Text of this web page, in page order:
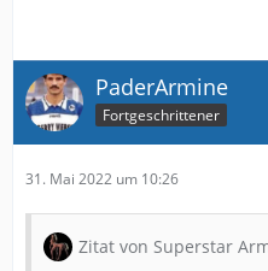
PaderArmine
Fortgeschrittener
31. Mai 2022 um 10:26
Zitat von Superstar